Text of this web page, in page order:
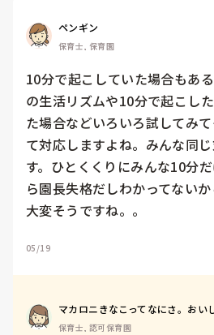
ペンギン
保育士, 保育園
10分で起こしていた場合もあ
の生活リズムや10分で起こし
た場合などいろいろ試してみ
て対応しますよね。みんな同
す。ひとくくりにみんな10分
ら園長失格だしわかってない
大変そうですね。。
05/19
マカロニきなこってなにさ。おい
保育士, 認可保育園